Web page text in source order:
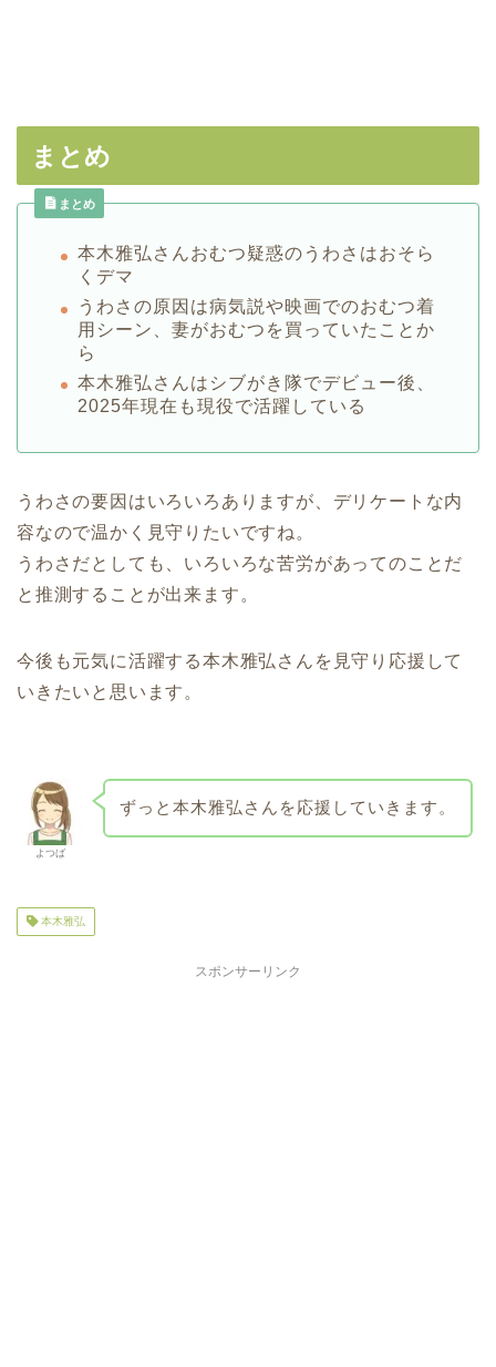
まとめ
まとめ
本木雅弘さんおむつ疑惑のうわさはおそら
くデマ
うわさの原因は病気説や映画でのおむつ着
用シーン、妻がおむつを買っていたことか
ら
本木雅弘さんはシブがき隊でデビュー後、
2025年現在も現役で活躍している
うわさの要因はいろいろありますが、デリケートな内
容なので温かく見守りたいですね。
うわさだとしても、いろいろな苦労があってのことだ
と推測することが出来ます。
今後も元気に活躍する本木雅弘さんを見守り応援して
いきたいと思います。
よつば
ずっと本木雅弘さんを応援していきます。
本木雅弘
スポンサーリンク